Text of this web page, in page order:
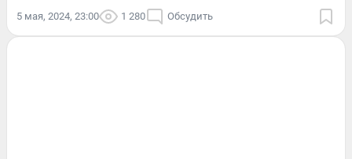
5 мая, 2024, 23:00 1 280 Обсудить